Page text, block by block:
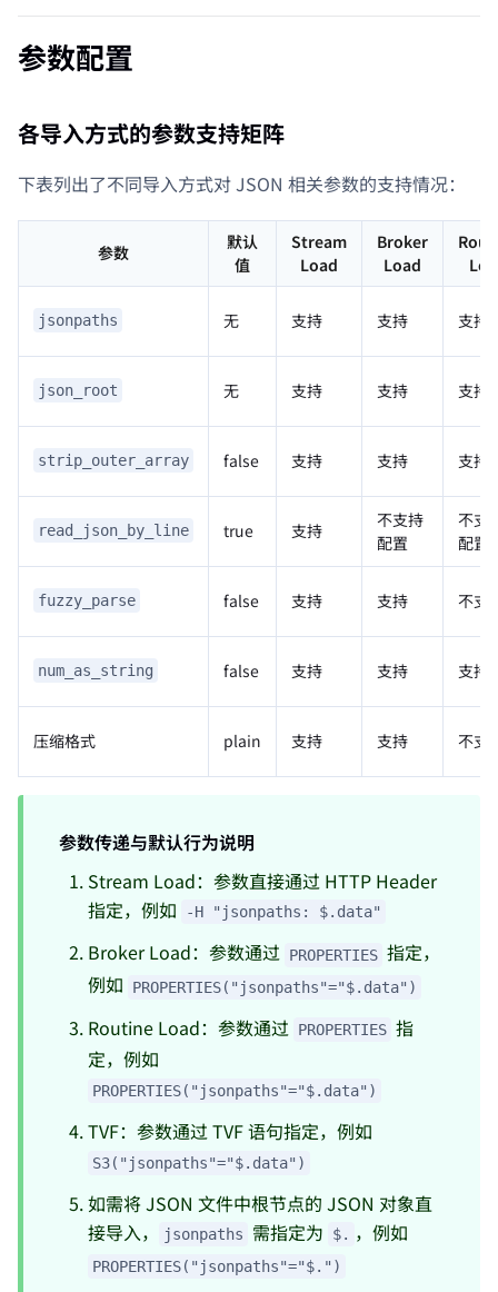
参数配置
各导入方式的参数支持矩阵
下表列出了不同导入方式对 JSON 相关参数的支持情况：
参数
默认
值
Stream
Load
Broker
Load
jsonpaths 无 支持 支持 支持
json_root 无 支持 支持 支持
strip_outer_array false 支持 支持 支持
read_json_by_line true 支持
不支持
配置
不支
配置
fuzzy_parse false 支持 支持 不支
num_as_string false 支持 支持 支持
压缩格式 plain 支持 支持 不支
参数传递与默认行为说明
Stream Load：参数直接通过 HTTP Header
指定，例如
-H "jsonpaths: $.data"
Broker Load：参数通过 PROPERTIES 指定，
例如
PROPERTIES("jsonpaths"="$.data")
Routine Load：参数通过 PROPERTIES 指
定，例如
PROPERTIES("jsonpaths"="$.data")
TVF：参数通过 TVF 语句指定，例如
S3("jsonpaths"="$.data")
如需将 JSON 文件中根节点的 JSON 对象直
接导入，
jsonpaths 需指定为 $. ，例如
PROPERTIES("jsonpaths"="$.")